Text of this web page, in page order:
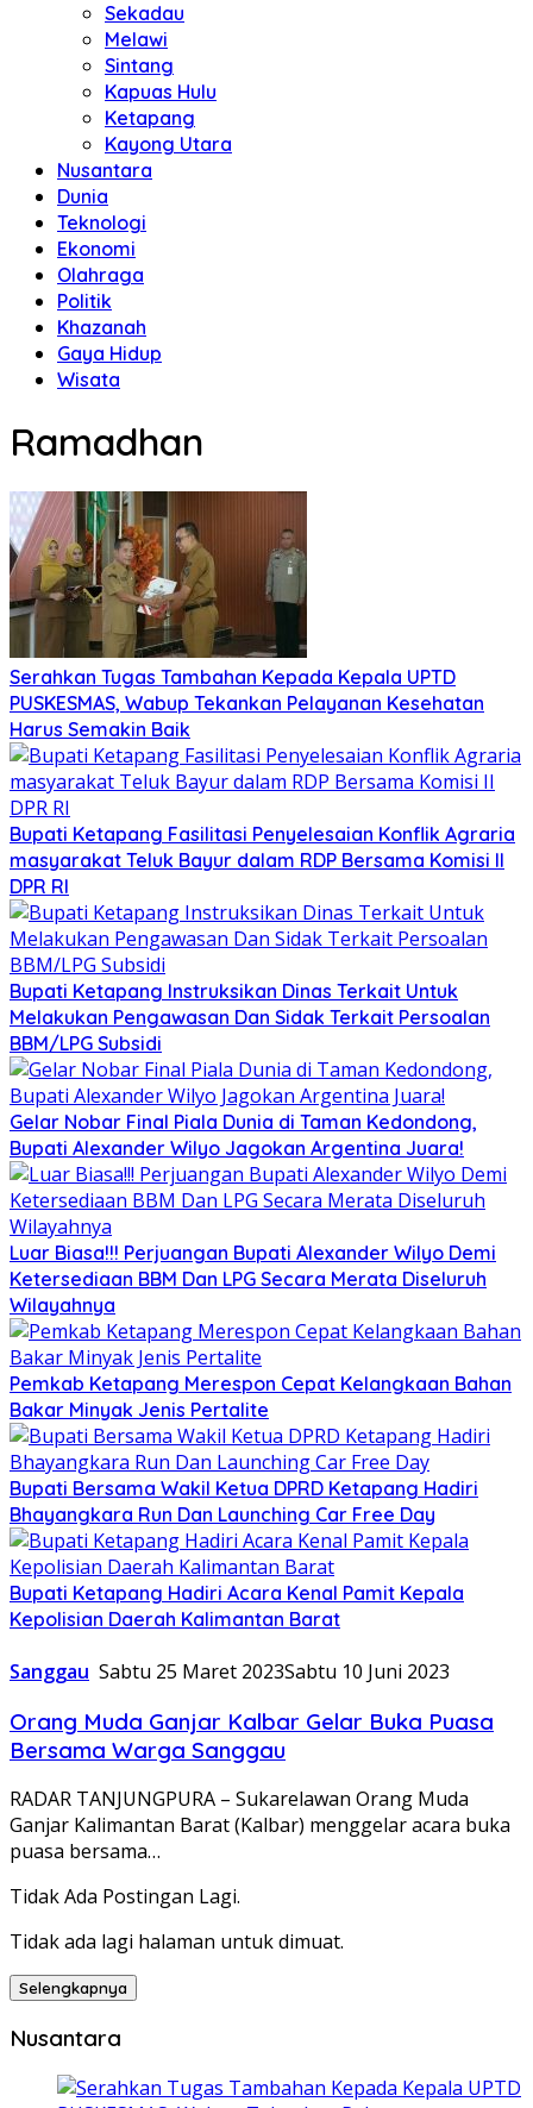
Sekadau
Melawi
Sintang
Kapuas Hulu
Ketapang
Kayong Utara
Nusantara
Dunia
Teknologi
Ekonomi
Olahraga
Politik
Khazanah
Gaya Hidup
Wisata
Ramadhan
Serahkan Tugas Tambahan Kepada Kepala UPTD
PUSKESMAS, Wabup Tekankan Pelayanan Kesehatan
Harus Semakin Baik
Bupati Ketapang Fasilitasi Penyelesaian Konflik Agraria
masyarakat Teluk Bayur dalam RDP Bersama Komisi II
DPR RI
Bupati Ketapang Instruksikan Dinas Terkait Untuk
Melakukan Pengawasan Dan Sidak Terkait Persoalan
BBM/LPG Subsidi
Gelar Nobar Final Piala Dunia di Taman Kedondong,
Bupati Alexander Wilyo Jagokan Argentina Juara!
Luar Biasa!!! Perjuangan Bupati Alexander Wilyo Demi
Ketersediaan BBM Dan LPG Secara Merata Diseluruh
Wilayahnya
Pemkab Ketapang Merespon Cepat Kelangkaan Bahan
Bakar Minyak Jenis Pertalite
Bupati Bersama Wakil Ketua DPRD Ketapang Hadiri
Bhayangkara Run Dan Launching Car Free Day
Bupati Ketapang Hadiri Acara Kenal Pamit Kepala
Kepolisian Daerah Kalimantan Barat
Sanggau Sabtu 25 Maret 2023Sabtu 10 Juni 2023
Orang Muda Ganjar Kalbar Gelar Buka Puasa
Bersama Warga Sanggau
RADAR TANJUNGPURA – Sukarelawan Orang Muda
Ganjar Kalimantan Barat (Kalbar) menggelar acara buka
puasa bersama…
Tidak Ada Postingan Lagi.
Tidak ada lagi halaman untuk dimuat.
Selengkapnya
Nusantara